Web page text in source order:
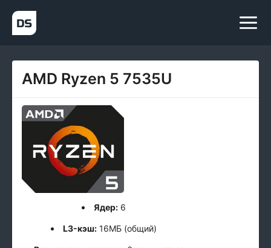
AMD Ryzen 5 7535U
Ядер:6
L3-кэш:16МБ (общий)